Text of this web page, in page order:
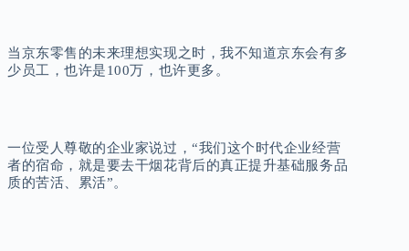
当京东零售的未来理想实现之时，我不知道京东会有多
少员工，也许是100万，也许更多。
一位受人尊敬的企业家说过，“我们这个时代企业经营
者的宿命，就是要去干烟花背后的真正提升基础服务品
质的苦活、累活”。